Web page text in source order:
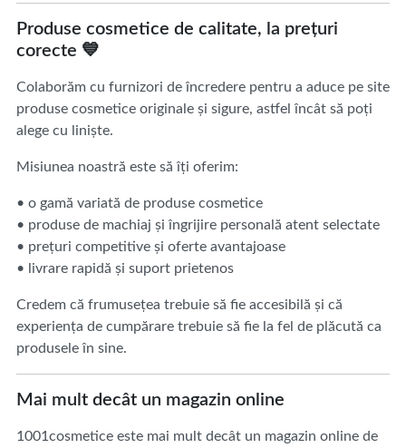
Produse cosmetice de calitate, la prețuri
corecte 💙
Colaborăm cu furnizori de încredere pentru a aduce pe site
produse cosmetice originale și sigure, astfel încât să poți
alege cu liniște.
Misiunea noastră este să îți oferim:
• o gamă variată de produse cosmetice
• produse de machiaj și îngrijire personală atent selectate
• prețuri competitive și oferte avantajoase
• livrare rapidă și suport prietenos
Credem că frumusețea trebuie să fie accesibilă și că
experiența de cumpărare trebuie să fie la fel de plăcută ca
produsele în sine.
Mai mult decât un magazin online
1001cosmetice este mai mult decât un magazin online de